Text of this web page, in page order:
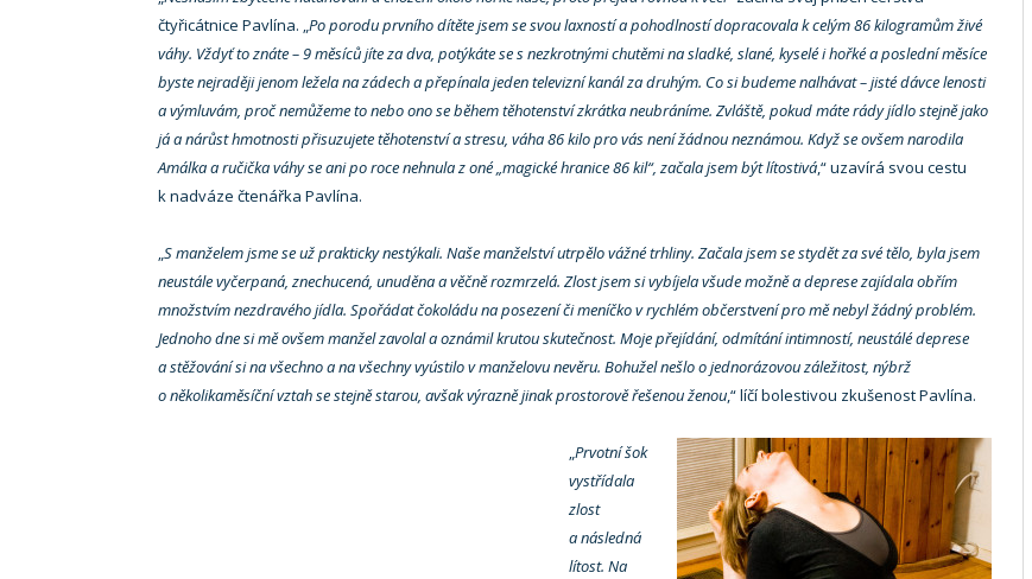
čtyřicátnice Pavlína. „Po porodu prvního dítěte jsem se svou laxností a pohodlností dopracovala k celým 86 kilogramům živé
váhy. Vždyť to znáte – 9 měsíců jíte za dva, potýkáte se s nezkrotnými chutěmi na sladké, slané, kyselé i hořké a poslední měsíce
byste nejraději jenom ležela na zádech a přepínala jeden televizní kanál za druhým. Co si budeme nalhávat – jisté dávce lenosti
a výmluvám, proč nemůžeme to nebo ono se během těhotenství zkrátka neubráníme. Zvláště, pokud máte rády jídlo stejně jako
já a nárůst hmotnosti přisuzujete těhotenství a stresu, váha 86 kilo pro vás není žádnou neznámou. Když se ovšem narodila
Amálka a ručička váhy se ani po roce nehnula z oné „magické hranice 86 kil“, začala jsem být lítostivá,“ uzavírá svou cestu
k nadváze čtenářka Pavlína.
„S manželem jsme se už prakticky nestýkali. Naše manželství utrpělo vážné trhliny. Začala jsem se stydět za své tělo, byla jsem
neustále vyčerpaná, znechucená, unuděna a věčně rozmrzelá. Zlost jsem si vybíjela všude možně a deprese zajídala obřím
množstvím nezdravého jídla. Spořádat čokoládu na posezení či meníčko v rychlém občerstvení pro mě nebyl žádný problém.
Jednoho dne si mě ovšem manžel zavolal a oznámil krutou skutečnost. Moje přejídání, odmítání intimností, neustálé deprese
a stěžování si na všechno a na všechny vyústilo v manželovu nevěru. Bohužel nešlo o jednorázovou záležitost, nýbrž
o několikaměsíční vztah se stejně starou, avšak výrazně jinak prostorově řešenou ženou,“ líčí bolestivou zkušenost Pavlína.
„Prvotní šok
vystřídala
zlost
a následná
lítost. Na